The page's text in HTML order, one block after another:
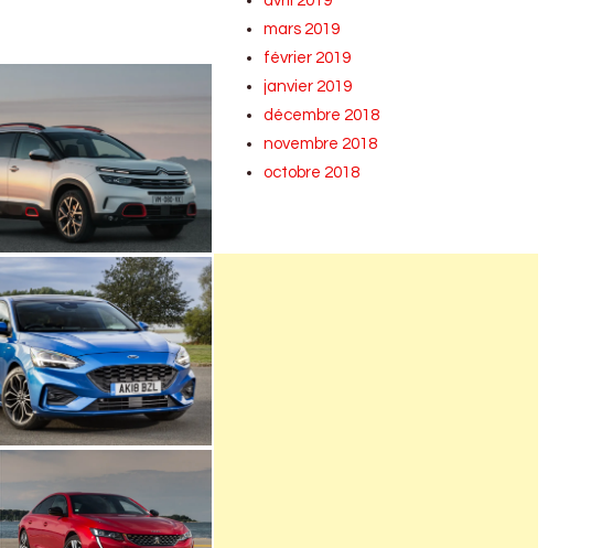
mars 2019
février 2019
janvier 2019
décembre 2018
novembre 2018
octobre 2018